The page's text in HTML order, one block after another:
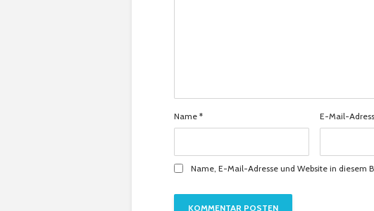
Name * E-Mail-
Name, E-Mail-Adresse und Website in diesem